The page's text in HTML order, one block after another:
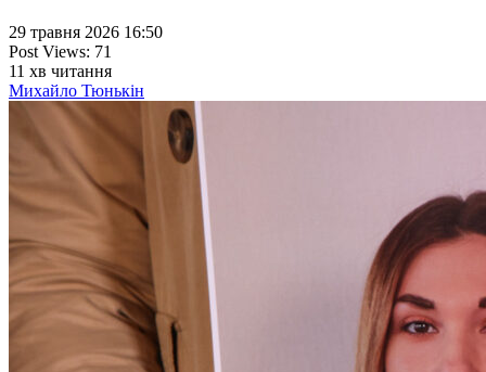
29 травня 2026 16:50
Post Views: 71
11 хв читання
Михайло Тюнькін